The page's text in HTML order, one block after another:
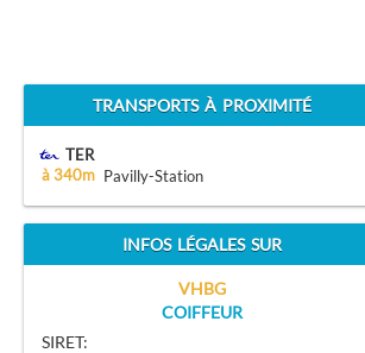
TRANSPORTS À PROXIMITÉ
TER
à 340m Pavilly-Station
INFOS LÉGALES SUR
VHBG
COIFFEUR
SIRET: